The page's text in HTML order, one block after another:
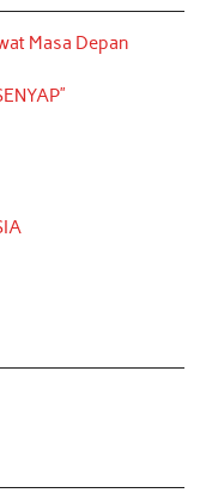
Masa Depan